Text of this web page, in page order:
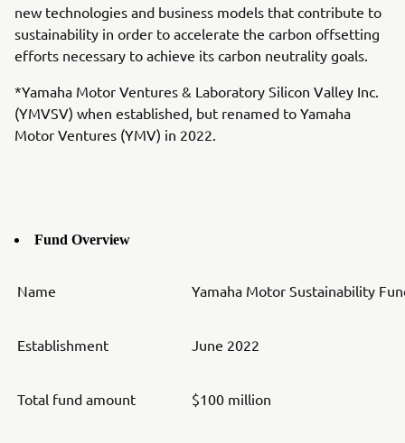
new technologies and business models that contribute to
sustainability in order to accelerate the carbon offsetting
efforts necessary to achieve its carbon neutrality goals.
*Yamaha Motor Ventures & Laboratory Silicon Valley Inc.
(YMVSV) when established, but renamed to Yamaha
Motor Ventures (YMV) in 2022.
Fund Overview
Name Yamaha Motor Sustainability
Establishment June 2022
Total fund amount $100 million